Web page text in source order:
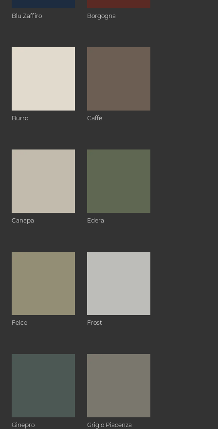
Blu Zaffiro Borgogna
Burro Caffè
Canapa Edera
Felce Frost
Ginepro Grigio Piacenza